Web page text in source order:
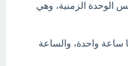
الوحدة الزمنية، وهي
ساعة واحدة، والساعة